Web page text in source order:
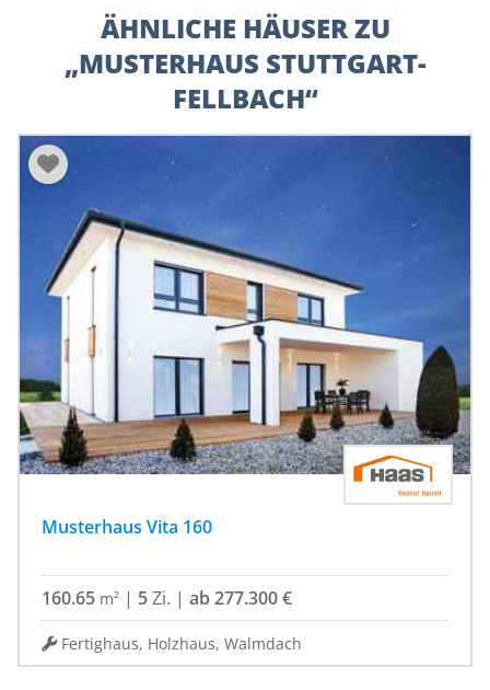
ÄHNLICHE HÄUSER ZU
„MUSTERHAUS STUTTGART-
FELLBACH“
Musterhaus Vita 160
160.65 m² | 5Zi. | ab 277.300 €
Fertighaus, Holzhaus, Walmdach